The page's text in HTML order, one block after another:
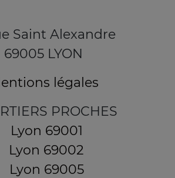
Saint Alexandre
69005 LYON
légales
PROCHES
Lyon 69001
Lyon 69002
Lyon 69005